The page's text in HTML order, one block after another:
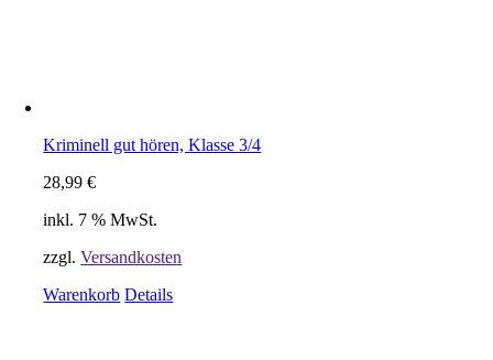
Kriminell gut hören, Klasse 3/4
28,99€
inkl. 7 % MwSt.
zzgl.Versandkosten
Warenkorb Details